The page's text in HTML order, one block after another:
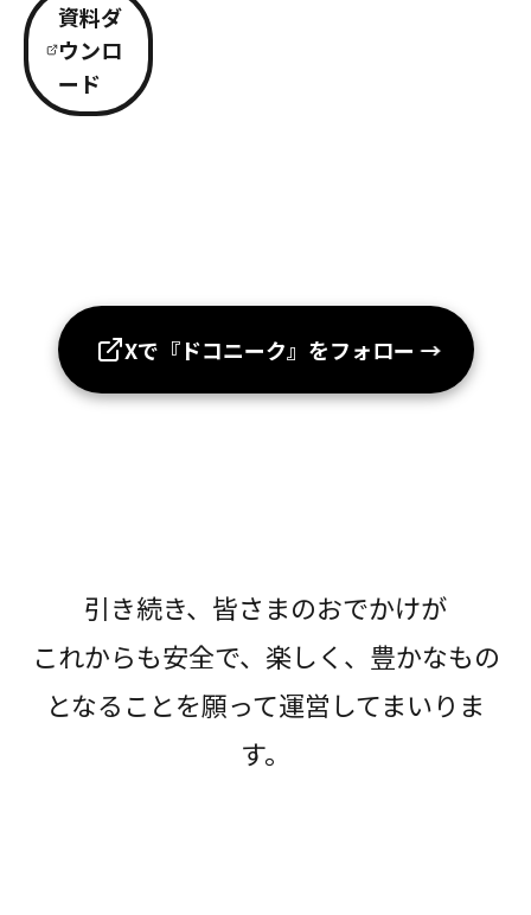
資料ダ
ウンロ
ード
Xで『ドコニーク』をフォロー →
引き続き、皆さまのおでかけが
これからも安全で、楽しく、豊かなもの
となることを願って運営してまいりま
す。